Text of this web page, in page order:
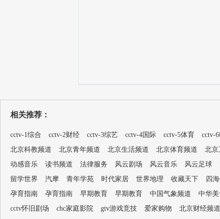
相关推荐：
cctv-1综合 cctv-2财经 cctv-3综艺 cctv-4国际 cctv-5体育
cctv-
北京科教频道
北京青年频道 北京生活频道 北京体育频道
北京
动感音乐
读书频道 法律服务 风云剧场 风云音乐 风云足球
留学世界
汽摩 青年学苑 时代家居 世界地理 收藏天下
四
孕育指南
孕育指南 早期教育 早期教育 中国气象频道
中华
cctv怀旧剧场
chc家庭影院 gtv游戏竞技 爱家购物
北京财经频道